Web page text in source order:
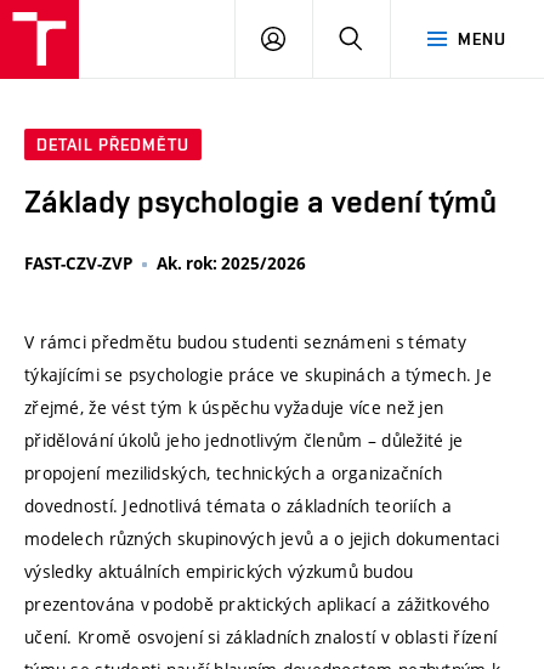
MENU
PŘIHLÁSIT
DETAIL PŘEDMĚTU
Základy psychologie a vedení týmů
FAST-CZV-ZVP Ak. rok: 2025/2026
V rámci předmětu budou studenti seznámeni s tématy
týkajícími se psychologie práce ve skupinách a týmech. Je
zřejmé, že vést tým k úspěchu vyžaduje více než jen
přidělování úkolů jeho jednotlivým členům – důležité je
propojení mezilidských, technických a organizačních
dovedností. Jednotlivá témata o základních teoriích a
modelech různých skupinových jevů a o jejich dokumentaci
výsledky aktuálních empirických výzkumů budou
prezentována v podobě praktických aplikací a zážitkového
učení. Kromě osvojení si základních znalostí v oblasti řízení